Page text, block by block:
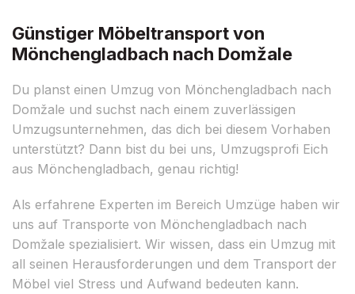
Günstiger Möbeltransport von
Mönchengladbach nach Domžale
Du planst einen Umzug von Mönchengladbach nach
Domžale und suchst nach einem zuverlässigen
Umzugsunternehmen, das dich bei diesem Vorhaben
unterstützt? Dann bist du bei uns, Umzugsprofi Eich
aus Mönchengladbach, genau richtig!
Als erfahrene Experten im Bereich Umzüge haben wir
uns auf Transporte von Mönchengladbach nach
Domžale spezialisiert. Wir wissen, dass ein Umzug mit
all seinen Herausforderungen und dem Transport der
Möbel viel Stress und Aufwand bedeuten kann.